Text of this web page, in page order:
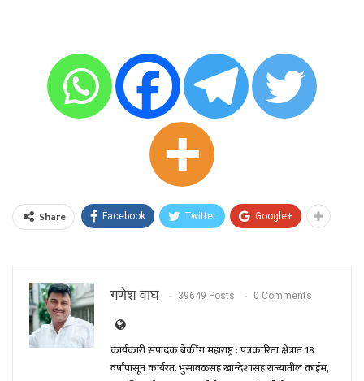
Share Facebook Twitter Google+
गणेश वाघ 39649 Posts 0 Comments
कार्यकारी संपादक ब्रेकींग महाराष्ट्र : पत्रकारिता क्षेत्रात 18
वर्षांपासून कार्यरत. भुसावळसह खान्देशासह राज्यातील क्राईम,